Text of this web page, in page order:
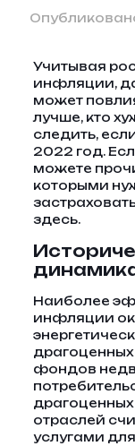
Учитывая
инфляции,
может
лучше, кто
следить,
2022 год.
можете
которыми
здесь.
Наиболее
инфляции
фондов
драгоценных
отраслей
услугами